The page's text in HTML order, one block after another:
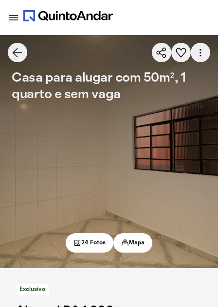
Exclusivo
Casa para alugar com 50m², 1
quarto e sem vaga
24 Fotos Mapa